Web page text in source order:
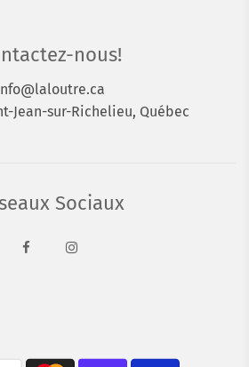
nous!
Jean-sur-Richelieu, Québec
Sociaux